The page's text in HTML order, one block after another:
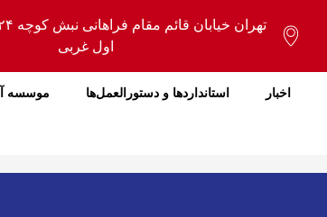
اول غربی
اخبار استانداردها و دستورالعمل‌ها موسسه